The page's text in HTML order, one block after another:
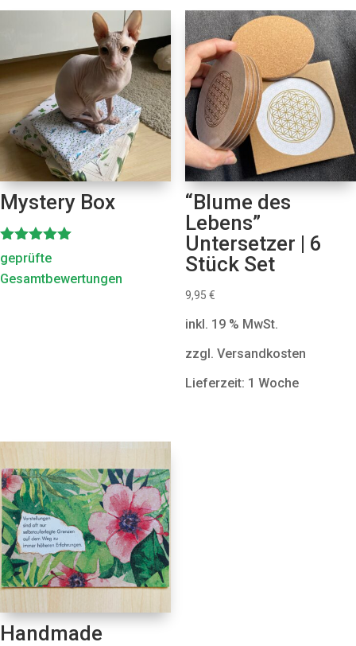
Mystery Box
Bewertet
mit
5.00
geprüfte
Gesamtbewertungen
“Blume des
Lebens”
Untersetzer | 6
Stück Set
9,95 €
inkl. 19 % MwSt.
zzgl. Versandkosten
Lieferzeit: 1 Woche
Handmade